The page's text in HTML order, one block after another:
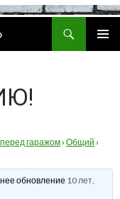
гаражом › Общий ›
обновление 10 лет,